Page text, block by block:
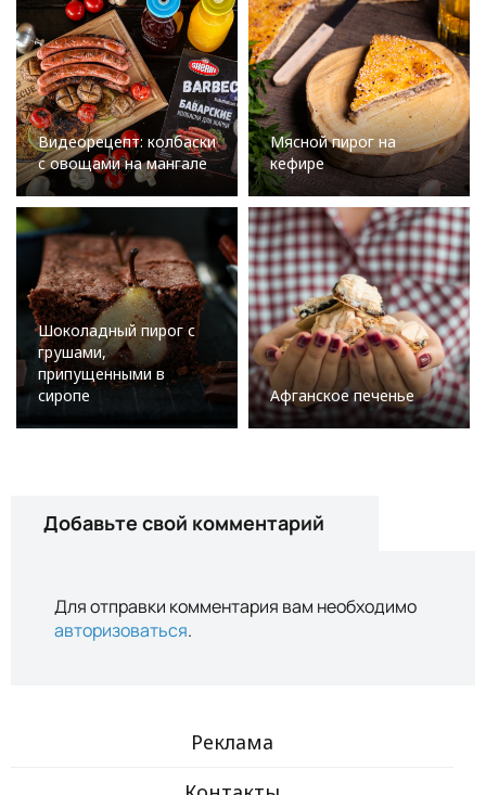
Видеорецепт: колбаски
с овощами на мангале
Мясной пирог на
кефире
Шоколадный пирог с
грушами,
припущенными в
сиропе
Афганское печенье
Добавьте свой комментарий
Для отправки комментария вам необходимо
авторизоваться.
Реклама